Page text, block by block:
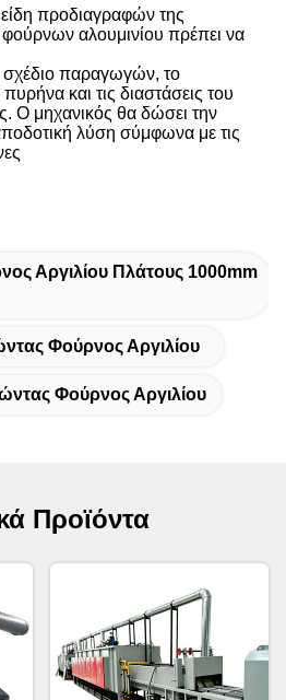
προδιαγραφών της
αλουμινίου πρέπει να
σχέδιο παραγωγών, το
και τις διαστάσεις του
Ο μηχανικός θα δώσει την
λύση σύμφωνα με τις
Αργιλίου Πλάτους 1000mm
Φούρνος Αργιλίου
Φούρνος Αργιλίου
Προϊόντα